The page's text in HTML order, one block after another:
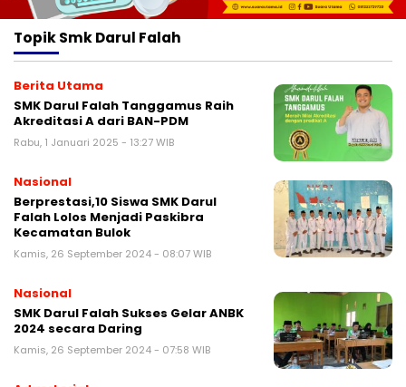
TopikSmk Darul Falah
Berita Utama
SMK Darul Falah Tanggamus Raih
Akreditasi A dari BAN-PDM
Rabu, 1 Januari 2025 - 13:27 WIB
Nasional
Berprestasi,10 Siswa SMK Darul
Falah Lolos Menjadi Paskibra
Kecamatan Bulok
Kamis, 26 September 2024 - 08:07 WIB
Nasional
SMK Darul Falah Sukses Gelar ANBK
2024 secara Daring
Kamis, 26 September 2024 - 07:58 WIB